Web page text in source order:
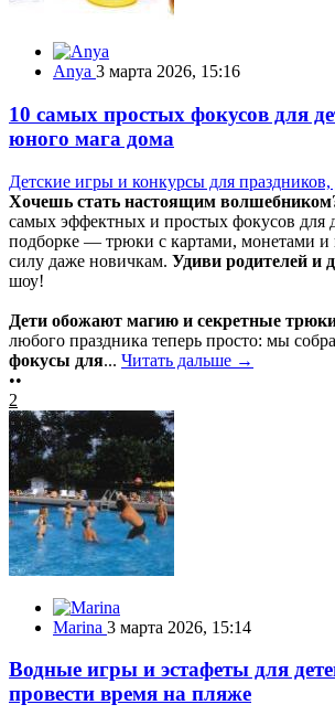
Anya 3 марта 2026, 15:16
10 самых простых фокусов для
юного мага дома
Детские игры и конкурсы для
Хочешь стать настоящим
самых эффектных и простых фокусов для
подборке — трюки с картами, монетами и
силу даже новичкам. Удиви родителей и
шоу!
Дети обожают магию и секретные
любого праздника теперь просто: мы
фокусы для... Читать дальше →
••
2
Marina 3 марта 2026, 15:14
Водные игры и эстафеты для
провести время на пляже